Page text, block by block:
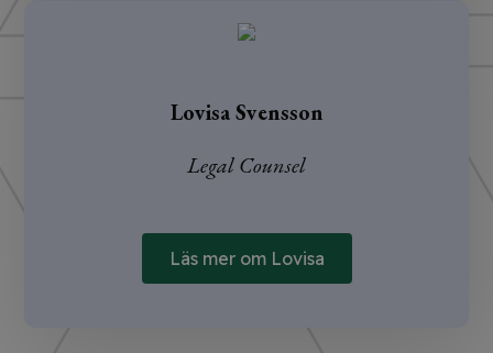
Lovisa Svensson
Legal Counsel
Läs mer om Lovisa